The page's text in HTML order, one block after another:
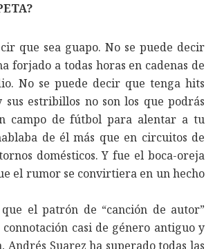
que sea guapo. No se puede decir
forjado a todas horas en cadenas de
No se puede decir que tenga hits
sus estribillos no son los que podrás
campo de fútbol para alentar a tu
de él más que en circuitos de
domésticos. Y fue el boca-oreja
el rumor se convirtiera en un hecho
el patrón de “canción de autor”
casi de género antiguo y
Andrés Suarez ha superado todas las